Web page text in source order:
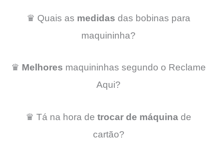
♛ Quais as medidas das bobinas para
maquininha?
♛ Melhores maquininhas segundo o Reclame
Aqui?
♛ Tá na hora de trocar de máquina de
cartão?